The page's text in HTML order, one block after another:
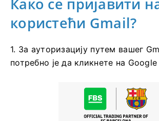
Како се пријавити
користећи Gmail?
1. За ауторизацију путем вашег
потребно је да кликнете на Google